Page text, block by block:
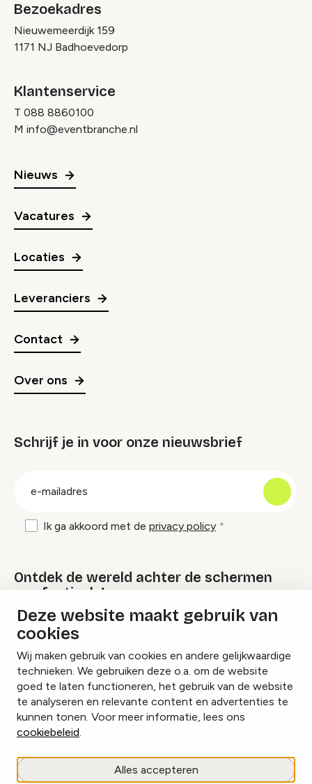
Deze website maakt gebruik van
cookies
Wij maken gebruik van cookies en andere gelijkwaardige
technieken. We gebruiken deze o.a. om de website
goed te laten functioneren, het gebruik van de website
te analyseren en relevante content en advertenties te
kunnen tonen. Voor meer informatie, lees ons
cookiebeleid.
Alles accepteren
Bezoekadres
Nieuwemeerdijk 159
1171 NJ Badhoevedorp
Klantenservice
T 088 8860100
M info@eventbranche.nl
Nieuws
Vacatures
Locaties
Leveranciers
Contact
Over ons
Schrijf je in voor onze nieuwsbrief
Ik ga akkoord met de privacy policy
Ontdek de wereld achter de schermen
van festivals!
Lees onze Festival Specials
InstagramFacebookLinkedIn
Cookies beheren
Privacy policy